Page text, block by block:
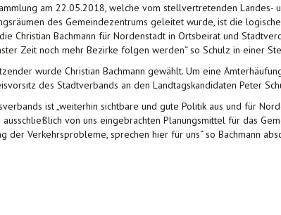
am 22.05.2018, welche vom stellvertretenden Landes-
des Gemeindezentrums geleitet wurde, ist die
Christian Bachmann für Nordenstadt in Ortsbeirat und
Zeit noch mehr Bezirke folgen werden“ so Schulz in einer
wurde Christian Bachmann gewählt. Um eine
des Stadtverbands an den Landtagskandidaten Peter
ist „weiterhin sichtbare und gute Politik aus und für
von uns eingebrachten Planungsmittel für das
der Verkehrsprobleme, sprechen hier für uns“ so Bachmann